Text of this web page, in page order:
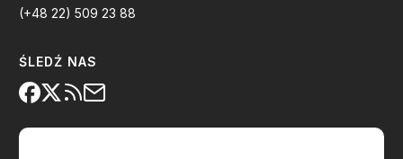
(+48 22) 509 23 88
ŚLEDŹ NAS